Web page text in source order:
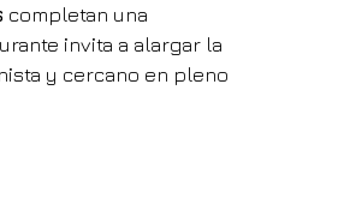
completan una
invita a alargar la
y cercano en pleno